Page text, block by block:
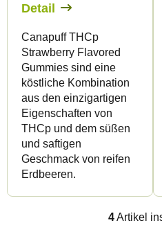
Detail
Canapuff THCp
Strawberry Flavored
Gummies sind eine
köstliche Kombination
aus den einzigartigen
Eigenschaften von
THCp und dem süßen
und saftigen
Geschmack von reifen
Erdbeeren.
4Artikel